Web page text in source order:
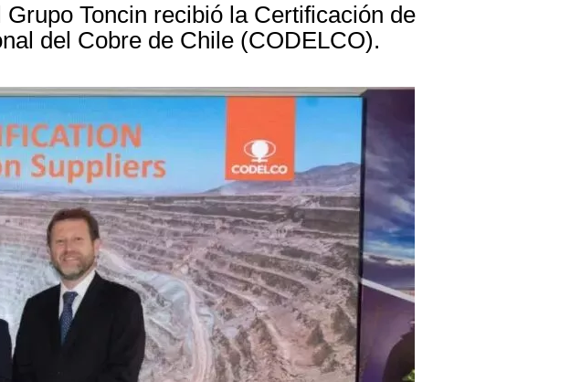
Toncin recibió la Certificación de
del Cobre de Chile (CODELCO).